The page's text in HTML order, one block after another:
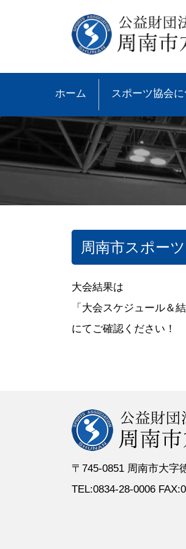
ホーム スポーツ協会に
●スポーツ少年団とは
●登録スポーツ少年団
周南市スポー
大会結果は
「大会スケジュール＆
にてご確認ください！
〒745-0851 周南市大字
TEL:0834-28-0006